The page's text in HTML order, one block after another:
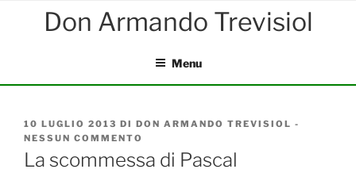
Menu
PUBBLICATO
IL
10 LUGLIO 2013 DI DON ARMANDO TREVISIOL -
NESSUN COMMENTO
SCOMMESSA
La scommessa di Pascal